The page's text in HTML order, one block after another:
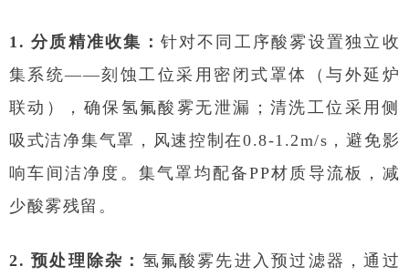
1. 分质精准收集： 针对不同工序酸雾设置独立收
集系统——刻蚀工位采用密闭式罩体（与外延炉
联动），确保氢氟酸雾无泄漏；清洗工位采用侧
吸式洁净集气罩，风速控制在0.8-1.2m/s，避免影
响车间洁净度。集气罩均配备PP材质导流板，减
少酸雾残留。
2. 预处理除杂： 氢氟酸雾先进入预过滤器，通过